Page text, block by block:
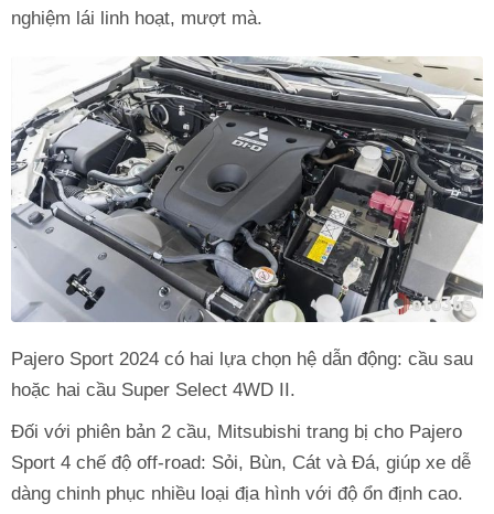
nghiệm lái linh hoạt, mượt mà.
Pajero Sport 2024 có hai lựa chọn hệ dẫn động: cầu sau
hoặc hai cầu Super Select 4WD II.
Đối với phiên bản 2 cầu, Mitsubishi trang bị cho Pajero
Sport 4 chế độ off-road: Sỏi, Bùn, Cát và Đá, giúp xe dễ
dàng chinh phục nhiều loại địa hình với độ ổn định cao.